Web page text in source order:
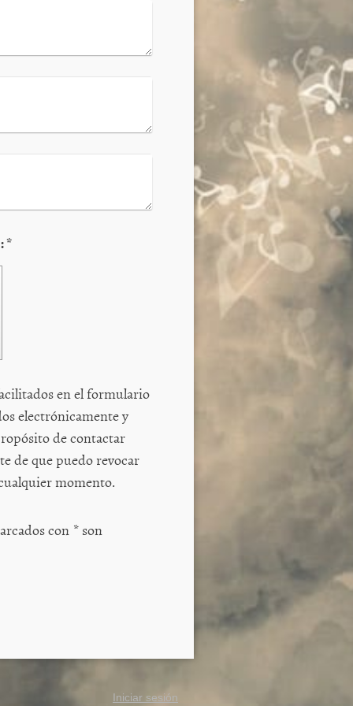
Captcha (código antispam): *
en el formulario
electrónicamente y
de que puedo revocar
momento.
con *son
Iniciar sesión